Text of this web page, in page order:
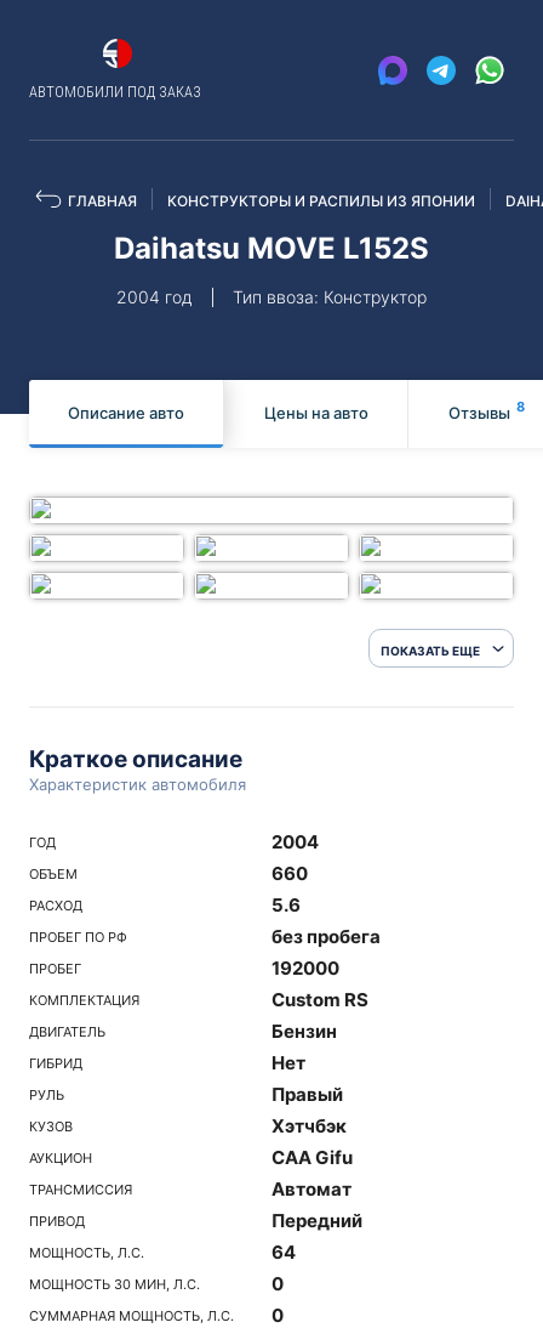
АВТОМОБИЛИ ПОД ЗАКАЗ
ГЛАВНАЯ КОНСТРУКТОРЫ И РАСПИЛЫ ИЗ ЯПОНИИ
Daihatsu MOVE L152S
2004 год Тип ввоза: Конструктор
Описание авто Цены на авто Отзывы 8
ПОКАЗАТЬ ЕЩЕ
Краткое описание
Характеристик автомобиля
ГОД 2004
ОБЪЕМ 660
РАСХОД 5.6
ПРОБЕГ ПО РФ без пробега
ПРОБЕГ 192000
КОМПЛЕКТАЦИЯ Custom RS
ДВИГАТЕЛЬ Бензин
ГИБРИД Нет
РУЛЬ Правый
КУЗОВ Хэтчбэк
АУКЦИОН CAA Gifu
ТРАНСМИССИЯ Автомат
ПРИВОД Передний
МОЩНОСТЬ, Л.С. 64
МОЩНОСТЬ 30 МИН, Л.С. 0
СУММАРНАЯ МОЩНОСТЬ, Л.С. 0